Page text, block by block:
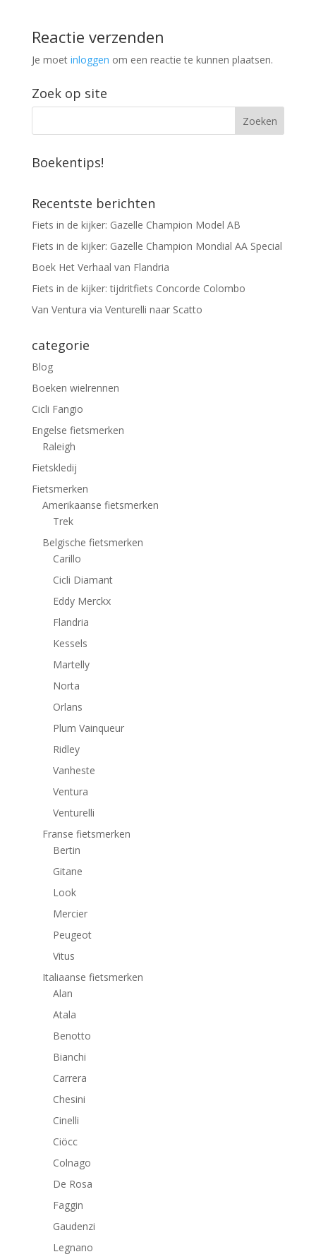
Reactie verzenden
Je moet inloggen om een reactie te kunnen plaatsen.
Zoek op site
Boekentips!
Recentste berichten
Fiets in de kijker: Gazelle Champion Model AB
Fiets in de kijker: Gazelle Champion Mondial AA Special
Boek Het Verhaal van Flandria
Fiets in de kijker: tijdritfiets Concorde Colombo
Van Ventura via Venturelli naar Scatto
categorie
Blog
Boeken wielrennen
Cicli Fangio
Engelse fietsmerken
Raleigh
Fietskledij
Fietsmerken
Amerikaanse fietsmerken
Trek
Belgische fietsmerken
Carillo
Cicli Diamant
Eddy Merckx
Flandria
Kessels
Martelly
Norta
Orlans
Plum Vainqueur
Ridley
Vanheste
Ventura
Venturelli
Franse fietsmerken
Bertin
Gitane
Look
Mercier
Peugeot
Vitus
Italiaanse fietsmerken
Alan
Atala
Benotto
Bianchi
Carrera
Chesini
Cinelli
Ciöcc
Colnago
De Rosa
Faggin
Gaudenzi
Legnano